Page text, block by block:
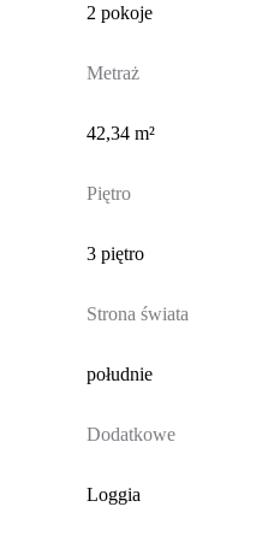
2 pokoje
Metraż
42,34 m²
Piętro
3 piętro
Strona świata
południe
Dodatkowe
Loggia